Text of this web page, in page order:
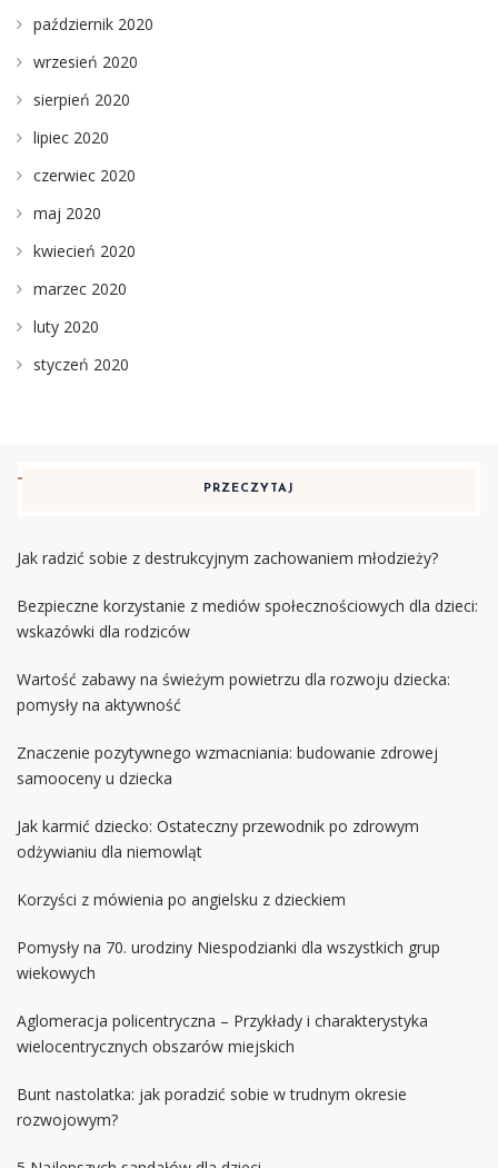
październik 2020
wrzesień 2020
sierpień 2020
lipiec 2020
czerwiec 2020
maj 2020
kwiecień 2020
marzec 2020
luty 2020
styczeń 2020
PRZECZYTAJ
Jak radzić sobie z destrukcyjnym zachowaniem młodzieży?
Bezpieczne korzystanie z mediów społecznościowych dla dzieci:
wskazówki dla rodziców
Wartość zabawy na świeżym powietrzu dla rozwoju dziecka:
pomysły na aktywność
Znaczenie pozytywnego wzmacniania: budowanie zdrowej
samooceny u dziecka
Jak karmić dziecko: Ostateczny przewodnik po zdrowym
odżywianiu dla niemowląt
Korzyści z mówienia po angielsku z dzieckiem
Pomysły na 70. urodziny Niespodzianki dla wszystkich grup
wiekowych
Aglomeracja policentryczna – Przykłady i charakterystyka
wielocentrycznych obszarów miejskich
Bunt nastolatka: jak poradzić sobie w trudnym okresie
rozwojowym?